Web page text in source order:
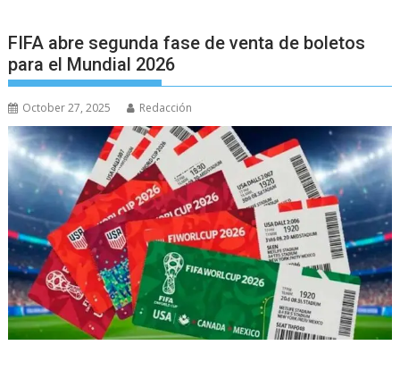
FIFA abre segunda fase de venta de boletos
para el Mundial 2026
October 27, 2025 Redacción